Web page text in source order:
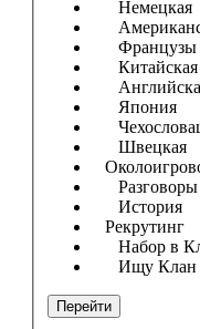
Немецкая
Французы
Китайская
Япония
Швецкая
Разговоры
История
Рекрутинг
Набор в
Ищу Клан
Перейти